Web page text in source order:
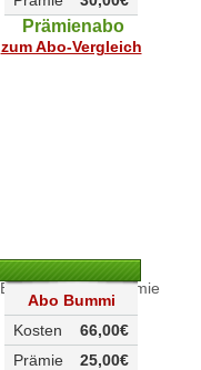
Prämienabo
zum Abo-Vergleich
Abo Bummi
66,00€
Kosten
25,00€
Prämie